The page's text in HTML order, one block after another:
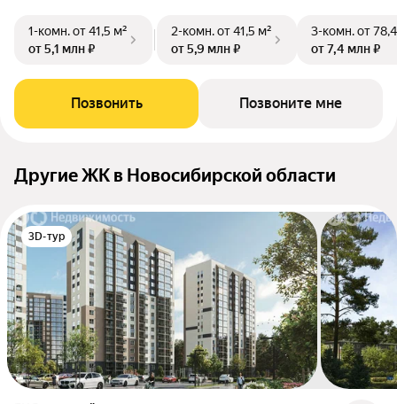
1-комн.от 41,5 м²
от 5,1 млн ₽
2-комн.от 41,5 м²
от 5,9 млн ₽
3-комн.от
от 7,4 млн ₽
Позвонить Позвоните мне
Другие ЖК в Новосибирской области
3D-тур